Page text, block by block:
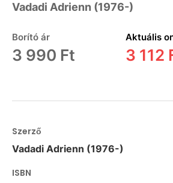
Vadadi Adrienn (1976-)
Borító ár
3 990 Ft
Aktuális
3 112
Szerző
Vadadi Adrienn (1976-)
ISBN